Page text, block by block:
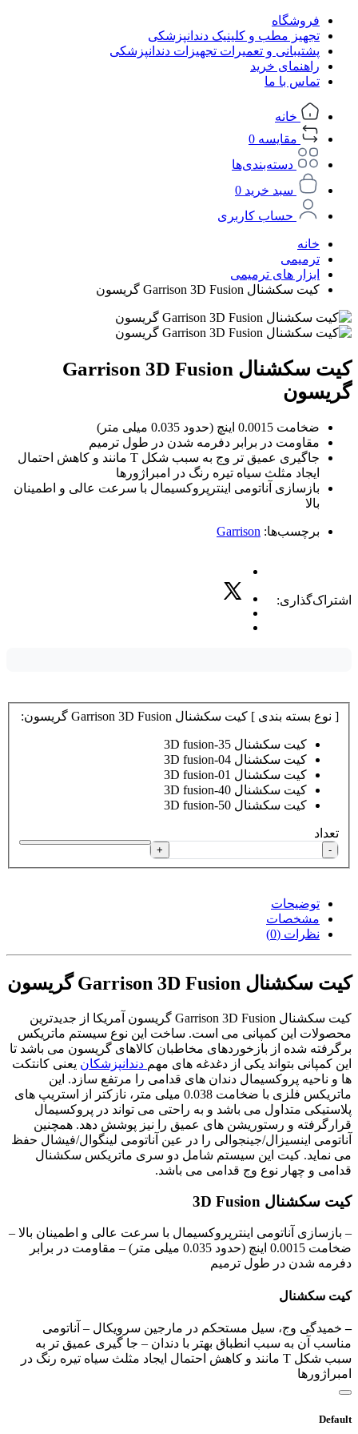
فروشگاه
تجهیز مطب و کلینیک دندانپزشکی
پشتیبانی و تعمیرات تجهیزات دندانپزشکی
راهنمای خرید
تماس با ما
خانه
مقایسه 0
دسته‌بندی‌ها
سبد خرید 0
حساب کاربری
خانه
ترمیمی
ابزار های ترمیمی
کیت سکشنال Garrison 3D Fusion گریسون
کیت سکشنال Garrison 3D Fusion
گریسون
ضخامت 0.0015 اینچ (حدود 0.035 میلی متر)
مقاومت در برابر دفرمه شدن در طول ترمیم
جاگیری عمیق تر وج به سبب شکل T مانند و کاهش احتمال
ایجاد مثلث سیاه تیره رنگ در امبراژورها
بازسازی آناتومی اینترپروکسیمال با سرعت عالی و اطمینان
بالا
برچسب‌ها: Garrison
اشتراک‌گذاری:
[ نوع بسته بندی ] کیت سکشنال Garrison 3D Fusion گریسون:
کیت سکشنال 3D fusion-35
کیت سکشنال 3D fusion-04
کیت سکشنال 3D fusion-01
کیت سکشنال 3D fusion-40
کیت سکشنال 3D fusion-50
تعداد
-
+
توضیحات
مشخصات
نظرات (0)
کیت سکشنال Garrison 3D Fusion گریسون
کیت سکشنال Garrison 3D Fusion گریسون آمریکا از جدیدترین
محصولات این کمپانی می است. ساخت این نوع سیستم ماتریکس
برگرفته شده از بازخوردهای مخاطبان کالاهای گریسون می باشد تا
این کمپانی بتواند یکی از دغدغه های مهم دندانپزشکان یعنی کانتکت
ها و ناحیه پروکسیمال دندان های قدامی را مرتفع سازد. این
ماتریکس فلزی با ضخامت 0.038 میلی متر، نازکتر از استریپ های
پلاستیکی متداول می باشد و به راحتی می تواند در پروکسیمال
قرارگرفته و رستوریشن های عمیق را نیز پوشش دهد. همچنین
آناتومی اینسیزال/جینجوالی را در عین آناتومی لینگوال/فیشال حفظ
می نماید. کیت این سیستم شامل دو سری ماتریکس سکشنال
قدامی و چهار نوع وج قدامی می باشد.
کیت سکشنال 3D Fusion
– بازسازی آناتومی اینترپروکسیمال با سرعت عالی و اطمینان بالا –
ضخامت 0.0015 اینچ (حدود 0.035 میلی متر) – مقاومت در برابر
دفرمه شدن در طول ترمیم
کیت سکشنال
– خمیدگی وج، سیل مستحکم در مارجین سرویکال – آناتومی
مناسب آن به سبب انطباق بهتر با دندان – جا گیری عمیق تر به
سبب شکل T مانند و کاهش احتمال ایجاد مثلث سیاه تیره رنگ در
امبراژورها
Default